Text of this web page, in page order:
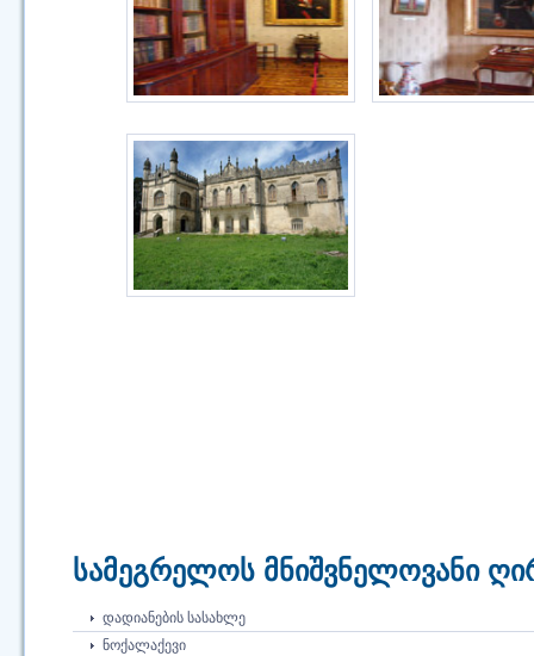
სამეგრელოს მნიშვნელოვანი
ᲓᲐᲓᲘᲐᲜᲔᲑᲘᲡ ᲡᲐᲡᲐᲮᲚᲔ
ᲜᲝᲥᲐᲚᲐᲥᲔᲕᲘ